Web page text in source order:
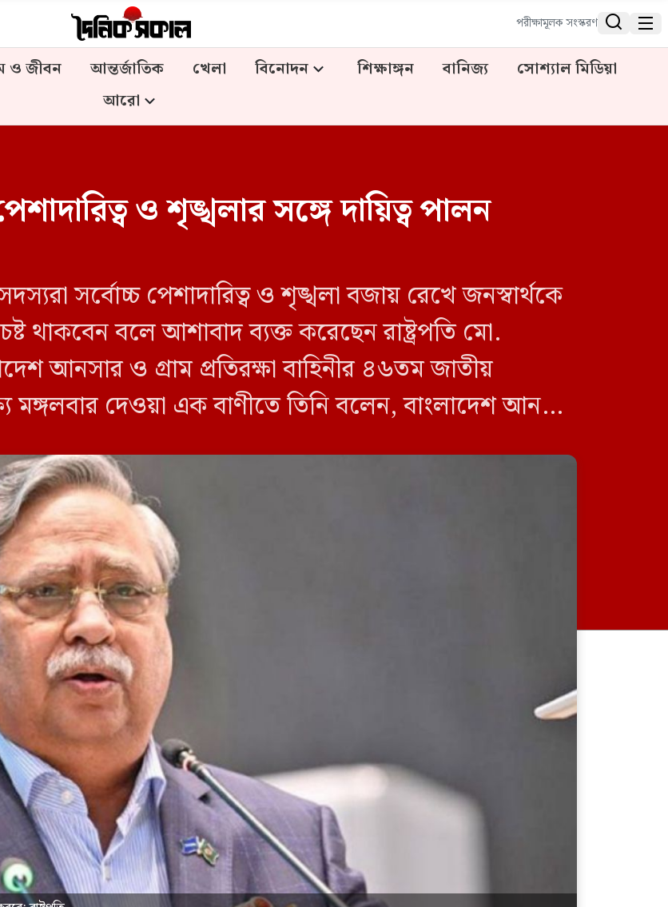
পরীক্ষামূলক সংস্করণ  
ও জীবন আন্তর্জাতিক খেলা বিনোদন শিক্ষাঙ্গন বানিজ্য
সোশ্যাল মিডিয়া
আরো
ও শৃঙ্খলার সঙ্গে দায়িত্ব পালন
সর্বোচ্চ পেশাদারিত্ব ও শৃঙ্খলা বজায় রেখে জনস্বার্থকে
থাকবেন বলে আশাবাদ ব্যক্ত করেছেন রাষ্ট্রপতি মো.
আনসার ও গ্রাম প্রতিরক্ষা বাহিনীর ৪৬তম জাতীয়
দেওয়া এক বাণীতে তিনি বলেন, বাংলাদেশ আনসার